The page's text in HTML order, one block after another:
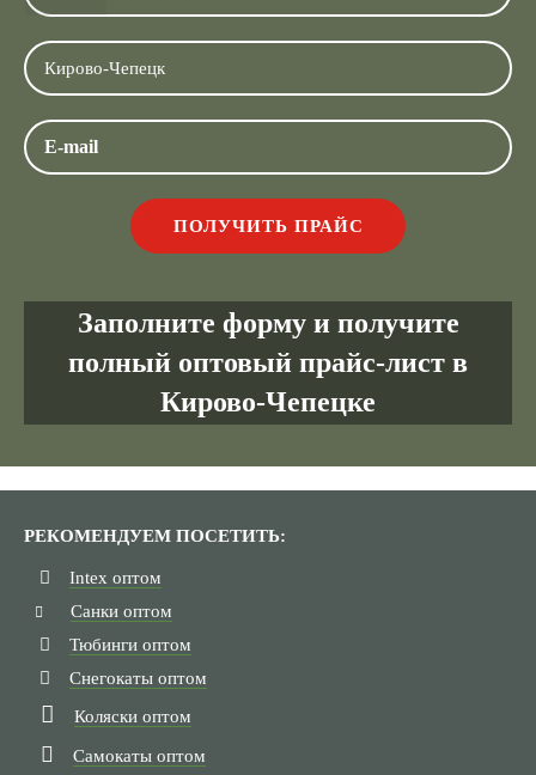
Заполните форму и получите
полный оптовый прайс-лист в
Кирово-Чепецке
РЕКОМЕНДУЕМ ПОСЕТИТЬ:
Intex оптом
Санки оптом
Тюбинги оптом
Снегокаты оптом
Коляски оптом
Самокаты оптом